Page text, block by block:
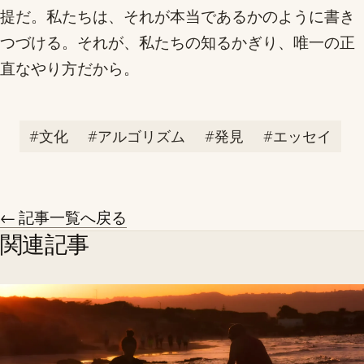
提だ。私たちは、それが本当であるかのように書き
つづける。それが、私たちの知るかぎり、唯一の正
直なやり方だから。
#文化 #アルゴリズム #発見 #エッセイ
← 記事一覧へ戻る
関連記事